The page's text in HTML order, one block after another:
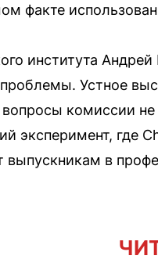
факте
института
Устное
комиссии
эксперимент, где
в